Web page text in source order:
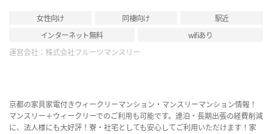
女性向け 同棲向け
駅近
インターネット無料
wifiあり
運営会社： 株式会社フルーツマンスリー
京都の家具家電付きウィークリーマンション・マンスリーマンション情報！
マンスリー＋ウィークリーでのご利用も可能です。連泊・長期出張の経費削減
に、法人様にも大好評！寮・社宅としても安心してご利用いただけます！家